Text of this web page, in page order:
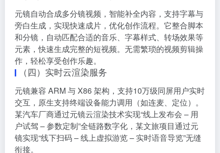
元镜自动合成多分镜视频，智能补全内容，支持字幕与
旁白生成，实现快速成片，优化创作流程。它整合脚本
和分镜，自动匹配合适的音乐、字幕样式、转场效果等
元素，快速生成完整的短视频。无需繁琐的视频剪辑操
作，轻松享受创作乐趣。
（四）实时云渲染服务
元镜兼容 ARM 与 X86 架构，支持10万级同屏用户实时
交互，原生支持终端设备能力调用（如连麦、定位）。
某汽车厂商通过元镜云渲染技术实现“线上发布会 – 用
户试驾 – 参数定制”全链路数字化，某文旅项目通过元
镜实现“线下扫码 – 线上虚拟游览 – 实时语音导览”无缝
衔接。